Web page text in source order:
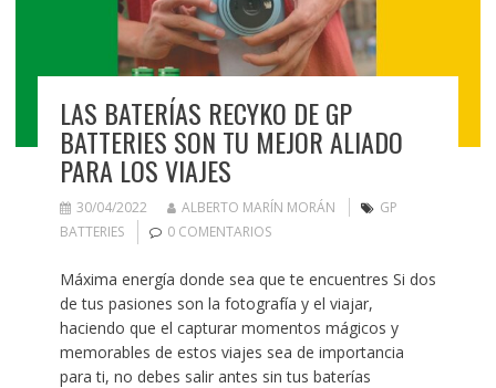
LAS BATERÍAS RECYKO DE GP
BATTERIES SON TU MEJOR ALIADO
PARA LOS VIAJES
30/04/2022 ALBERTO MARÍN MORÁN
GP
BATTERIES
0 COMENTARIOS
Máxima energía donde sea que te encuentres Si dos
de tus pasiones son la fotografía y el viajar,
haciendo que el capturar momentos mágicos y
memorables de estos viajes sea de importancia
para ti, no debes salir antes sin tus baterías